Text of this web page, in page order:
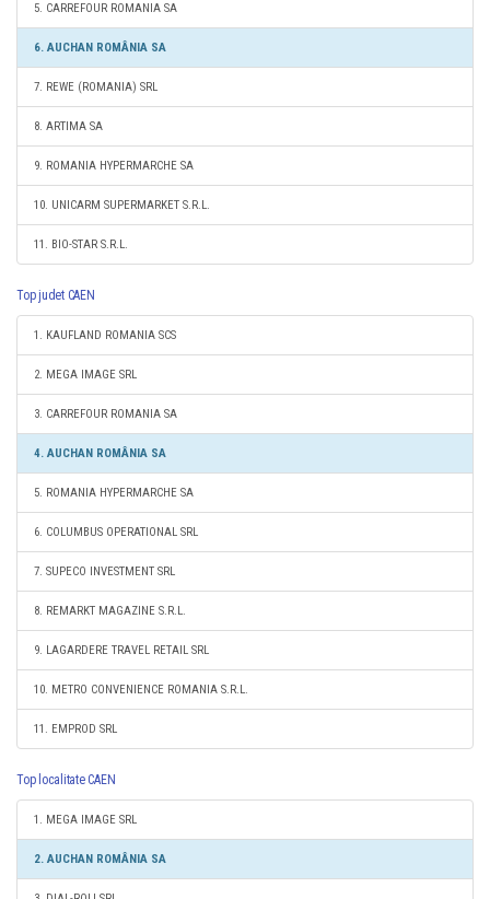
5. CARREFOUR ROMANIA SA
6. AUCHAN ROMÂNIA SA
7. REWE (ROMANIA) SRL
8. ARTIMA SA
9. ROMANIA HYPERMARCHE SA
10. UNICARM SUPERMARKET S.R.L.
11. BIO-STAR S.R.L.
Top judet CAEN
1. KAUFLAND ROMANIA SCS
2. MEGA IMAGE SRL
3. CARREFOUR ROMANIA SA
4. AUCHAN ROMÂNIA SA
5. ROMANIA HYPERMARCHE SA
6. COLUMBUS OPERATIONAL SRL
7. SUPECO INVESTMENT SRL
8. REMARKT MAGAZINE S.R.L.
9. LAGARDERE TRAVEL RETAIL SRL
10. METRO CONVENIENCE ROMANIA S.R.L.
11. EMPROD SRL
Top localitate CAEN
1. MEGA IMAGE SRL
2. AUCHAN ROMÂNIA SA